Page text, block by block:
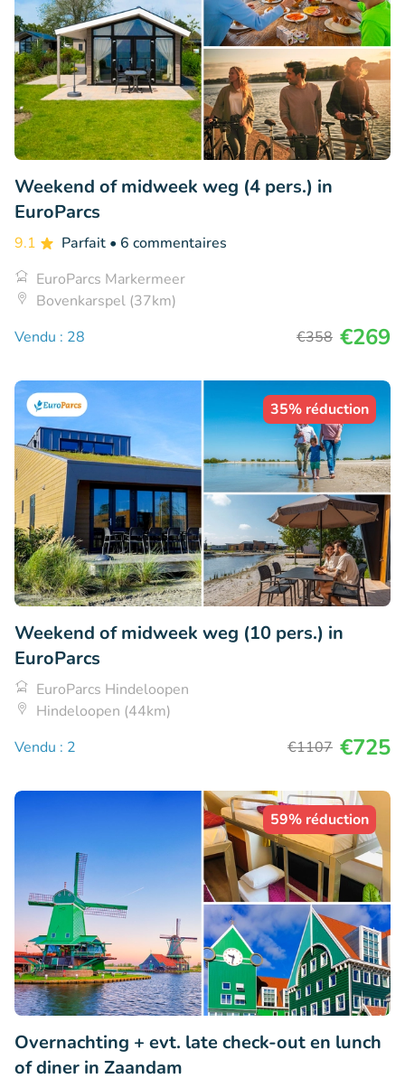
Weekend of midweek weg (4 pers.) in
EuroParcs
9.1 Parfait • 6 commentaires
EuroParcs Markermeer
Bovenkarspel (37km)
Vendu : 28
€358 €269
35% réduction
Weekend of midweek weg (10 pers.) in
EuroParcs
EuroParcs Hindeloopen
Hindeloopen (44km)
Vendu : 2
€1107 €725
59% réduction
Overnachting + evt. late check-out en lunch
of diner in Zaandam